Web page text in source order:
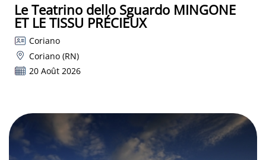
Le Teatrino dello Sguardo MINGONE
ET LE TISSU PRÉCIEUX
Coriano
Coriano (RN)
20 Août 2026